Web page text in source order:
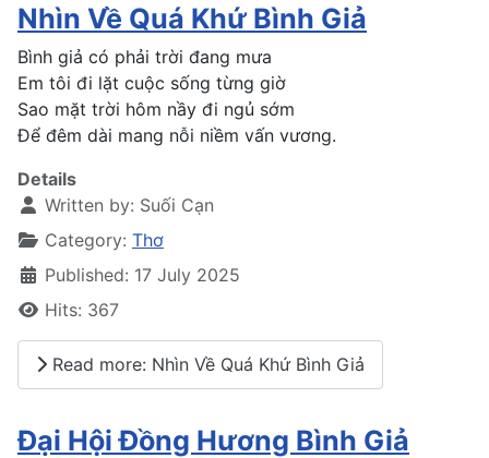
Nhìn Về Quá Khứ Bình Giả
Bình giả có phải trời đang mưa
Em tôi đi lặt cuộc sống từng giờ
Sao mặt trời hôm nầy đi ngủ sớm
Để đêm dài mang nỗi niềm vấn vương.
Details
Written by: Suối Cạn
Category: Thơ
Published: 17 July 2025
Hits: 367
Read more: Nhìn Về Quá Khứ Bình Giả
Đại Hội Đồng Hương Bình Giả